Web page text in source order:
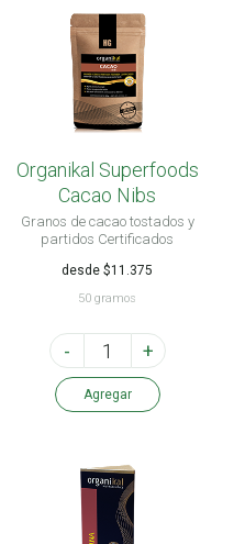
Organikal Superfoods
Cacao Nibs
Granos de cacao tostados y
partidos Certificados
desde $11.375
50 gramos
- +
Agregar